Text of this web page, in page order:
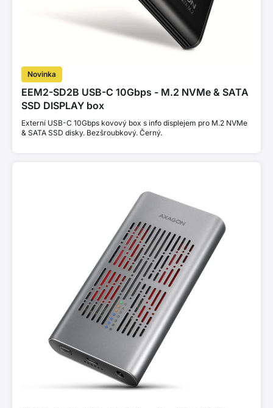
Novinka
EEM2-SD2B USB-C 10Gbps - M.2 NVMe & SATA
SSD DISPLAY box
Externí USB-C 10Gbps kovový box s info displejem pro M.2 NVMe
& SATA SSD disky. Bezšroubkový. Černý.